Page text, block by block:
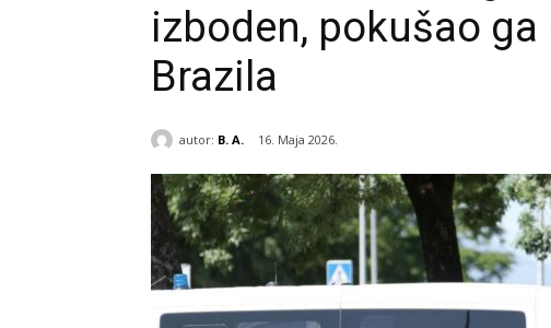
izboden, pokušao
Brazila
autor: B. A. 16. Maja 2026.